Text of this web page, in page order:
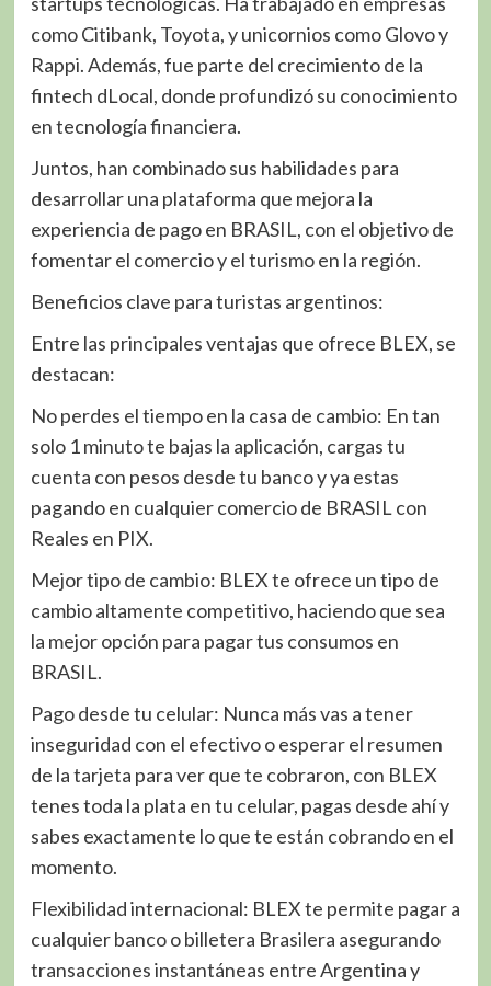
como Citibank, Toyota, y unicornios como Glovo y
Rappi. Además, fue parte del crecimiento de la
fintech dLocal, donde profundizó su conocimiento
en tecnología financiera.
Juntos, han combinado sus habilidades para
desarrollar una plataforma que mejora la
experiencia de pago en BRASIL, con el objetivo de
fomentar el comercio y el turismo en la región.
Beneficios clave para turistas argentinos:
Entre las principales ventajas que ofrece BLEX, se
destacan:
No perdes el tiempo en la casa de cambio: En tan
solo 1 minuto te bajas la aplicación, cargas tu
cuenta con pesos desde tu banco y ya estas
pagando en cualquier comercio de BRASIL con
Reales en PIX.
Mejor tipo de cambio: BLEX te ofrece un tipo de
cambio altamente competitivo, haciendo que sea
la mejor opción para pagar tus consumos en
BRASIL.
Pago desde tu celular: Nunca más vas a tener
inseguridad con el efectivo o esperar el resumen
de la tarjeta para ver que te cobraron, con BLEX
tenes toda la plata en tu celular, pagas desde ahí y
sabes exactamente lo que te están cobrando en el
momento.
Flexibilidad internacional: BLEX te permite pagar a
cualquier banco o billetera Brasilera asegurando
transacciones instantáneas entre Argentina y